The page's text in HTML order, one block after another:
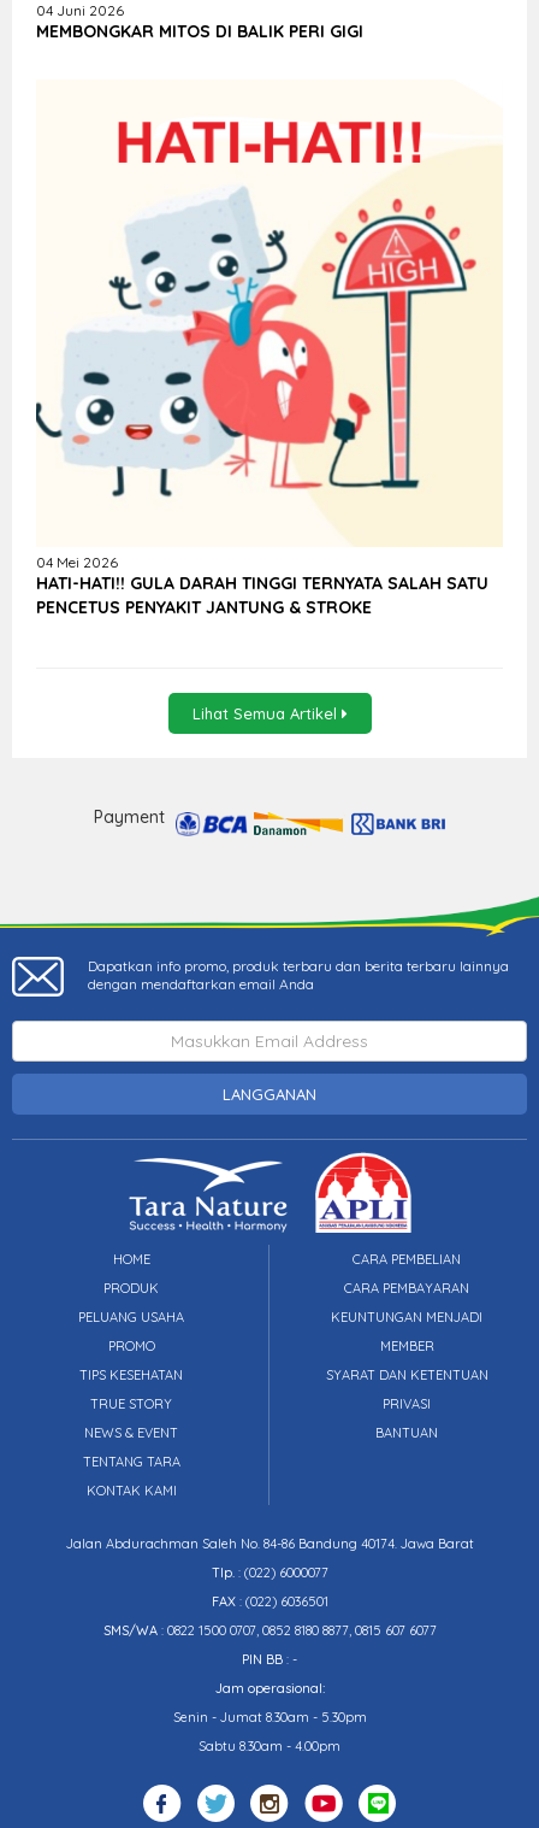
04 Juni 2026
MEMBONGKAR MITOS DI BALIK PERI GIGI
04 Mei 2026
HATI-HATI!! GULA DARAH TINGGI TERNYATA SALAH SATU
PENCETUS PENYAKIT JANTUNG & STROKE
Lihat Semua Artikel
Payment
Dapatkan info promo, produk terbaru dan berita terbaru lainnya
dengan mendaftarkan email Anda
LANGGANAN
HOME
PRODUK
PELUANG USAHA
PROMO
TIPS KESEHATAN
TRUE STORY
NEWS & EVENT
TENTANG TARA
KONTAK KAMI
CARA PEMBELIAN
CARA PEMBAYARAN
KEUNTUNGAN MENJADI
MEMBER
SYARAT DAN KETENTUAN
PRIVASI
BANTUAN
Jalan Abdurachman Saleh No. 84-86 Bandung 40174. Jawa Barat
Tlp.: (022) 6000077
FAX: (022) 6036501
SMS/WA: 0822 1500 0707, 0852 8180 8877, 0815 607 6077
PIN BB : -
Jam operasional:
Senin - Jumat 8.30am - 5.30pm
Sabtu 8.30am - 4.00pm